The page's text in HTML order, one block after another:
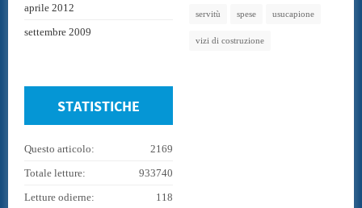
aprile 2012
settembre 2009
servitù spese usucapione
vizi di costruzione
STATISTICHE
2169
Questo articolo:
933740
Totale letture:
118
Letture odierne: